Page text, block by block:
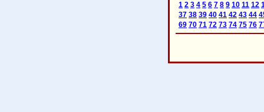
1 2 3 4 5 6 7 8 9 10 11 12
37 38 39 40 41 42 43 44
69 70 71 72 73 74 75 76